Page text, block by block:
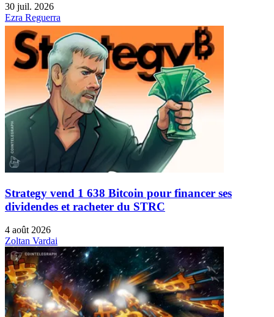
30 juil. 2026
Ezra Reguerra
Strategy vend 1 638 Bitcoin pour financer ses
dividendes et racheter du STRC
4 août 2026
Zoltan Vardai